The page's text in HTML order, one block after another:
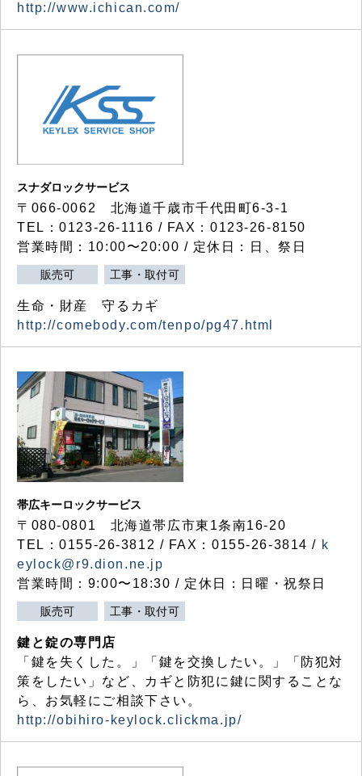
http://www.ichican.com/
スナダロックサービス
〒066-0062 北海道千歳市千代田町6-3-1
TEL：0123-26-1116 / FAX：0123-26-8150
営業時間：10:00〜20:00 / 定休日：日、祭日
販売可 工事・取付可
生命・財産 守るカギ
http://comebody.com/tenpo/pg47.html
帯広キーロックサービス
〒080-0801 北海道帯広市東1条南16-20
TEL：0155-26-3812 / FAX：0155-26-3814 / k
eylock@r9.dion.ne.jp
営業時間：9:00〜18:30 / 定休日：日曜・祝祭日
販売可 工事・取付可
鍵と錠の専門店
「鍵を失くした。」「鍵を交換したい。」「防犯対
策をしたい」など、カギと防犯に鍵に関することな
ら、お気軽にご相談下さい。
http://obihiro-keylock.clickma.jp/